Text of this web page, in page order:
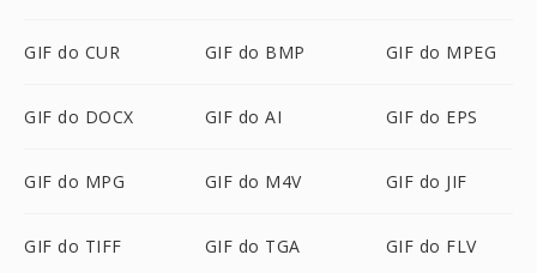
GIF do CUR GIF do BMP GIF do MPEG
GIF do DOCX GIF do AI GIF do EPS
GIF do MPG GIF do M4V GIF do JIF
GIF do TIFF GIF do TGA GIF do FLV